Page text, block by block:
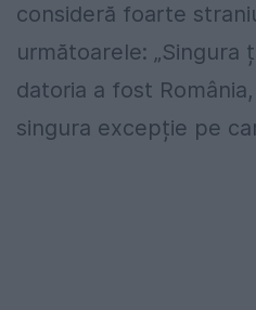
consideră foarte
următoarele: „Singura
datoria a fost
singura excepție pe